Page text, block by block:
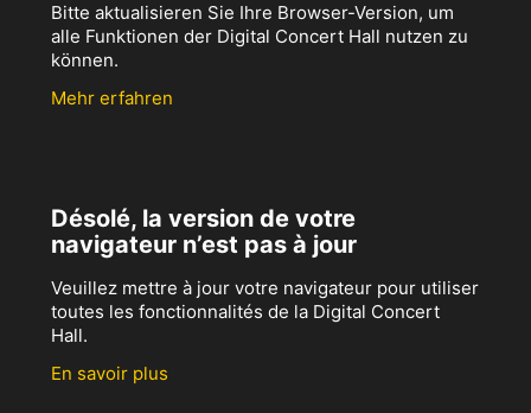
Bitte aktualisieren Sie Ihre Browser-Version, um
alle Funktionen der Digital Concert Hall nutzen zu
können.
Mehr erfahren
Désolé, la version de votre
navigateur n’est pas à jour
Veuillez mettre à jour votre navigateur pour utiliser
toutes les fonctionnalités de la Digital Concert
Hall.
En savoir plus